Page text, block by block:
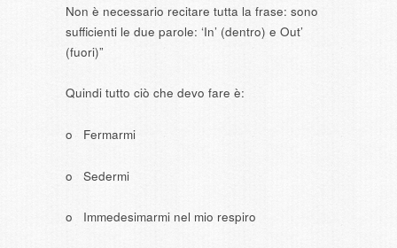
Non è necessario recitare tutta la frase: sono
sufficienti le due parole: ‘In’ (dentro) e Out’
(fuori)”
Quindi tutto ciò che devo fare è:
o Fermarmi
o Sedermi
o Immedesimarmi nel mio respiro